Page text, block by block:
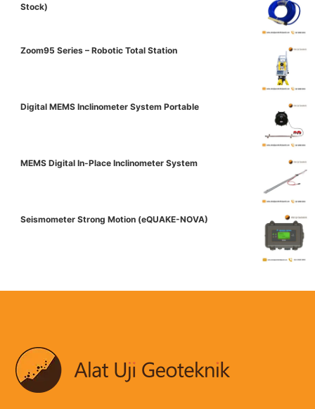
Stock)
Zoom95 Series – Robotic Total Station
Digital MEMS Inclinometer System Portable
MEMS Digital In-Place Inclinometer System
Seismometer Strong Motion (eQUAKE-NOVA)